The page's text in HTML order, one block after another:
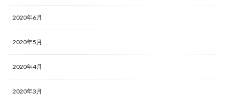
2020年6月
2020年5月
2020年4月
2020年3月